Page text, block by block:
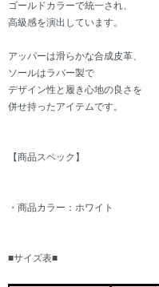
ゴールドカラーで統一され、
高級感を演出しています。
アッパーは滑らかな合成皮革、
ソールはラバー製で
デザイン性と履き心地の良さを
併せ持ったアイテムです。
【商品スペック】
・商品カラー：ホワイト
■サイズ表■